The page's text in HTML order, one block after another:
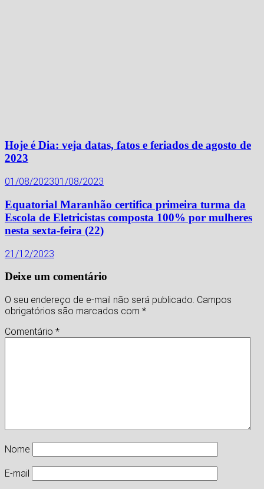
Hoje é Dia: veja datas, fatos e feriados de agosto de
2023
01/08/202301/08/2023
Equatorial Maranhão certifica primeira turma da
Escola de Eletricistas composta 100% por mulheres
nesta sexta-feira (22)
21/12/2023
Deixe um comentário
O seu endereço de e-mail não será publicado. Campos
obrigatórios são marcados com *
Comentário *
Nome
E-mail